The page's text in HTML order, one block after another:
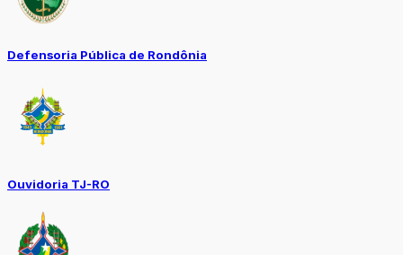
Defensoria Pública de Rondônia
Ouvidoria TJ-RO